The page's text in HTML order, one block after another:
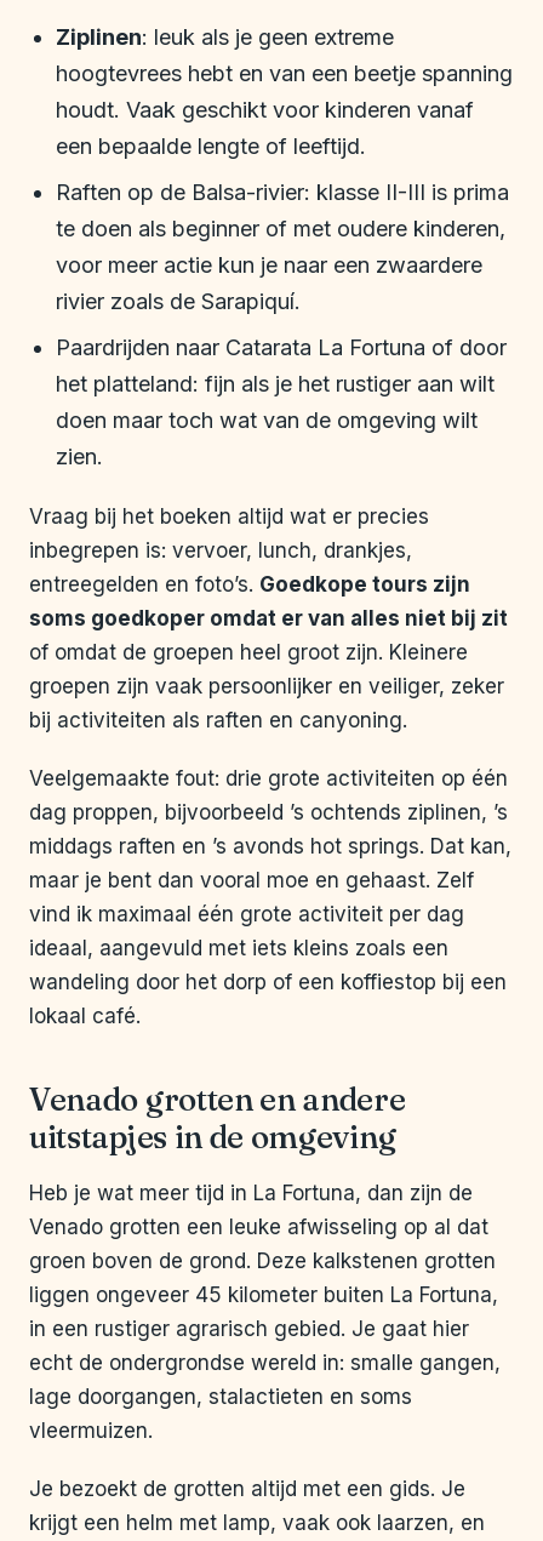
Ziplinen: leuk als je geen extreme
hoogtevrees hebt en van een beetje spanning
houdt. Vaak geschikt voor kinderen vanaf
een bepaalde lengte of leeftijd.
Raften op de Balsa-rivier: klasse II-III is prima
te doen als beginner of met oudere kinderen,
voor meer actie kun je naar een zwaardere
rivier zoals de Sarapiquí.
Paardrijden naar Catarata La Fortuna of door
het platteland: fijn als je het rustiger aan wilt
doen maar toch wat van de omgeving wilt
zien.
Vraag bij het boeken altijd wat er precies
inbegrepen is: vervoer, lunch, drankjes,
entreegelden en foto’s. Goedkope tours zijn
soms goedkoper omdat er van alles niet bij zit
of omdat de groepen heel groot zijn. Kleinere
groepen zijn vaak persoonlijker en veiliger, zeker
bij activiteiten als raften en canyoning.
Veelgemaakte fout: drie grote activiteiten op één
dag proppen, bijvoorbeeld ’s ochtends ziplinen, ’s
middags raften en ’s avonds hot springs. Dat kan,
maar je bent dan vooral moe en gehaast. Zelf
vind ik maximaal één grote activiteit per dag
ideaal, aangevuld met iets kleins zoals een
wandeling door het dorp of een koffiestop bij een
lokaal café.
Venado grotten en andere
uitstapjes in de omgeving
Heb je wat meer tijd in La Fortuna, dan zijn de
Venado grotten een leuke afwisseling op al dat
groen boven de grond. Deze kalkstenen grotten
liggen ongeveer 45 kilometer buiten La Fortuna,
in een rustiger agrarisch gebied. Je gaat hier
echt de ondergrondse wereld in: smalle gangen,
lage doorgangen, stalactieten en soms
vleermuizen.
Je bezoekt de grotten altijd met een gids. Je
krijgt een helm met lamp, vaak ook laarzen, en